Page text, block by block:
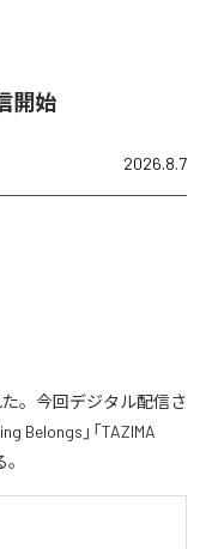
開始
2026.8.7
た。今回デジタル配信さ
Belongs」「TAZIMA